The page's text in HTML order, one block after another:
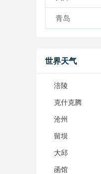
青岛
世界天气
涪陵
克什克腾
沧州
留坝
大邱
函馆